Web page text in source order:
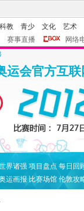
科教 青少 文化
艺术
赛事直播
网络
运会官方互
界诸强 项目盘点 每日回
运画报 比赛场馆 伦敦攻